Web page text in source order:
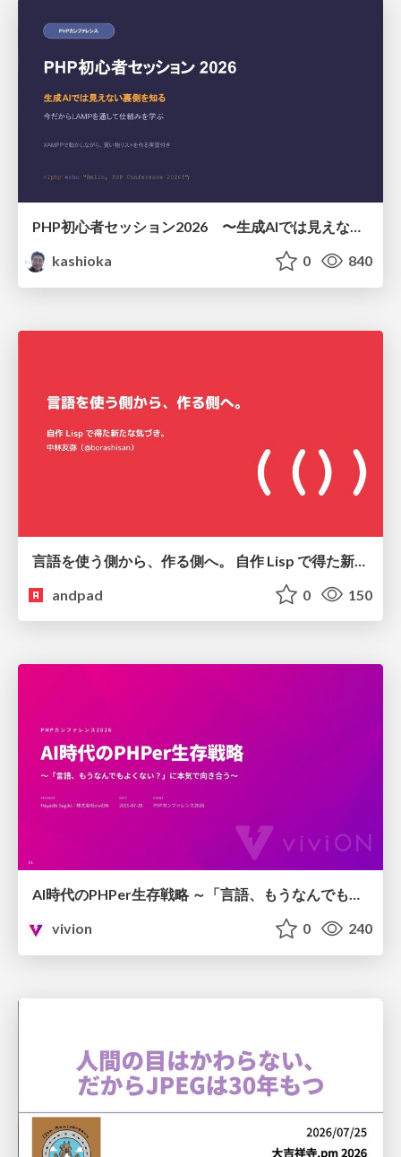
PHP初心者セッション2026 〜生成AIでは見えない裏側を知る：今だからLAMPを通して仕組みを学ぶ〜
kashioka
0 840
andpad
0 150
AI時代のPHPer生存戦略 ～「言語、もうなんでもよくない？」に本気で向き合う～
vivion
0 240